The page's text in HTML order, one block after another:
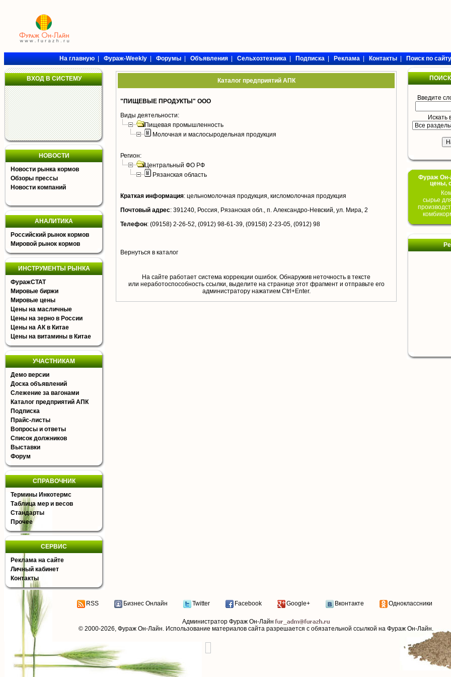
На главную|Фураж-Weekly|Форумы|Объявления|Сельхозтехника|Подписка|Реклама|Контакты|Поиск по сайту
ВХОД В СИСТЕМУ
НОВОСТИ
Новости рынка кормов
Обзоры прессы
Новости компаний
АНАЛИТИКА
Российский рынок кормов
Мировой рынок кормов
ИНСТРУМЕНТЫ РЫНКА
ФуражСТАТ
Мировые биржи
Мировые цены
Цены на масличные
Цены на зерно в России
Цены на АК в Китае
Цены на витамины в Китае
УЧАСТНИКАМ
Демо версии
Доска объявлений
Слежение за вагонами
Каталог предприятий АПК
Подписка
Прайс-листы
Вопросы и ответы
Список должников
Выставки
Форум
СПРАВОЧНИК
Термины Инкотермс
Таблица мер и весов
Стандарты
Прочее
СЕРВИС
Реклама на сайте
Личный кабинет
Контакты
Каталог предприятий АПК
"ПИЩЕВЫЕ ПРОДУКТЫ" ООО
Виды деятельности:
Пищевая промышленность
Молочная и маслосыродельная продукция
Регион:
Центральный ФО РФ
Рязанская область
Краткая информация: цельномолочная продукция, кисломолочная продукция
Почтовый адрес: 391240, Россия, Рязанская обл., п. Александро-Невский, ул. Мира, 2
Телефон: (09158) 2-26-52, (0912) 98-61-39, (09158) 2-23-05, (0912) 98
Вернуться в каталог
На сайте работает система коррекции ошибок. Обнаружив неточность в тексте
или неработоспособность ссылки, выделите на странице этот фрагмент и отправьте его
aдминистратору нажатием Ctrl+Enter.
Введите
Искать
Фураж Он-
цены,
сырье
RSS Бизнес Онлайн Twitter Facebook Google+ Вконтакте Одноклассники
Администратор Фураж Он-Лайн
© 2000-2026, Фураж Он-Лайн. Использование материалов сайта разрешается с обязательной ссылкой на Фураж Он-Лайн.